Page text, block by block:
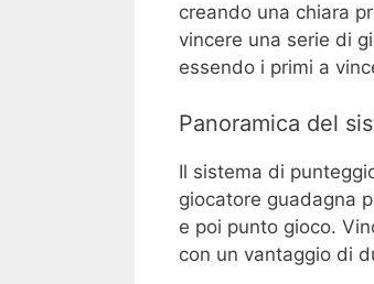
creando una chiara
vincere una serie di
essendo i primi a
Panoramica del
Il sistema di
giocatore guadagna
e poi punto gioco.
con un vantaggio di